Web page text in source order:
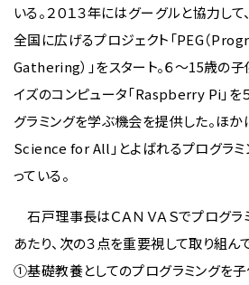
いる。２０１３年にはグーグルと協力し
全国に広げるプロジェクト「PEG（
Gathering）」をスタート。６〜15歳の
イズのコンピュータ「Raspberry Pi」を
グラミングを学ぶ機会を提供した。ほ
Science for All」とよばれるプログラ
っている。
石戸理事長はＣＡＮＶＡＳでプログ
あたり、次の３点を重要視して取り組ん
①基礎教養としてのプログラミングを